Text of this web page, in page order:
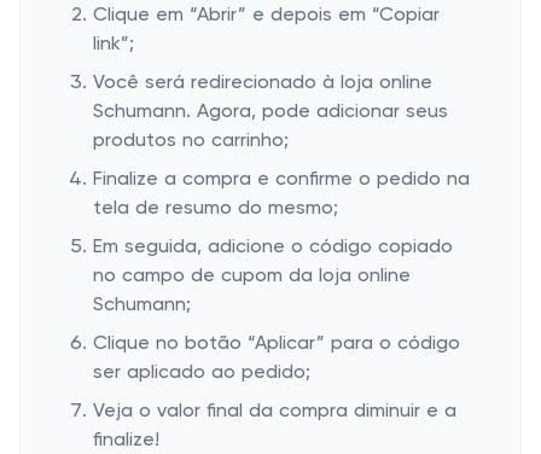
Clique em “Abrir” e depois em “Copiar
link”;
Você será redirecionado à loja online
Schumann. Agora, pode adicionar seus
produtos no carrinho;
Finalize a compra e confirme o pedido na
tela de resumo do mesmo;
Em seguida, adicione o código copiado
no campo de cupom da loja online
Schumann;
Clique no botão “Aplicar” para o código
ser aplicado ao pedido;
Veja o valor final da compra diminuir e a
finalize!